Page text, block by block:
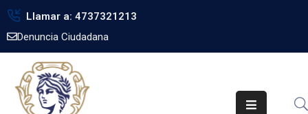
Llamar a: 4737321213
Denuncia Ciudadana
Inicio
Gobierno